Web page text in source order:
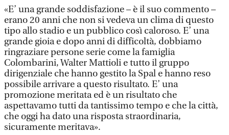
«E’ una grande soddisfazione – è il suo commento –
erano 20 anni che non si vedeva un clima di questo
tipo allo stadio e un pubblico così caloroso. E’ una
grande gioia e dopo anni di difficoltà, dobbiamo
ringraziare persone serie come la famiglia
Colombarini, Walter Mattioli e tutto il gruppo
dirigenziale che hanno gestito la Spal e hanno reso
possibile arrivare a questo risultato. E’ una
promozione meritata ed è un risultato che
aspettavamo tutti da tantissimo tempo e che la città,
che oggi ha dato una risposta straordinaria,
sicuramente meritava».